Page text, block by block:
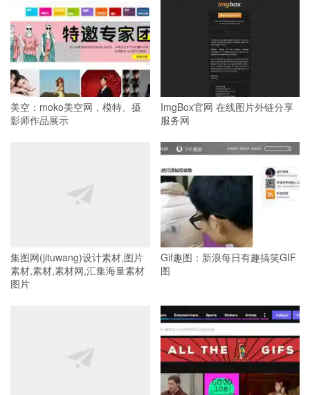
美空：moko美空网，模特、摄
影师作品展示
ImgBox官网 在线图片外链分享
服务网
集图网(jituwang)设计素材,图片
素材,素材,素材网,汇集海量素材
图片
Gif趣图：新浪每日有趣搞笑GIF
图